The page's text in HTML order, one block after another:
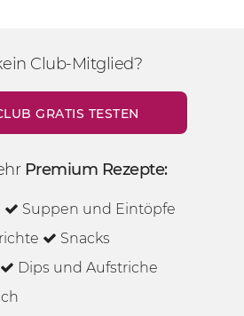
Club-Mitglied?
GRATIS TESTEN
Premium Rezepte:
Suppen und Eintöpfe
Snacks
Dips und Aufstriche